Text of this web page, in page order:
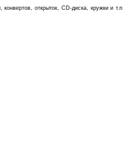
конвертов, открыток, CD-диска, кружки